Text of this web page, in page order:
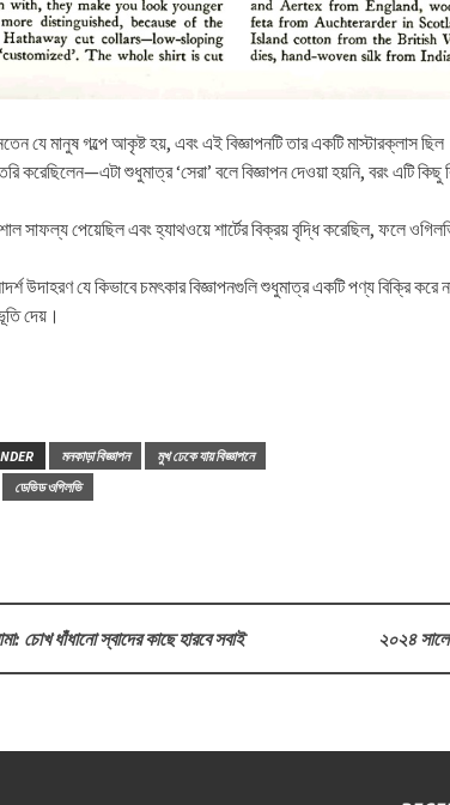
যে মানুষ গল্পে আকৃষ্ট হয়, এবং এই বিজ্ঞাপনটি তার একটি মাস্টারক্লাস
করেছিলেন—এটা শুধুমাত্র ‘সেরা’ বলে বিজ্ঞাপন দেওয়া হয়নি, বরং এটি
সাফল্য পেয়েছিল এবং হ্যাথওয়ে শার্টের বিক্রয় বৃদ্ধি করেছিল, ফলে
উদাহরণ যে কিভাবে চমৎকার বিজ্ঞাপনগুলি শুধুমাত্র একটি পণ্য বিক্রি
দেয়।
মনকাড়া বিজ্ঞাপন
মুখ ঢেকে যায় বিজ্ঞাপনে
ডেভিড ওগিলভি
চোখ ধাঁধানো স্বাদের কাছে হারবে সবাই ২০২৪